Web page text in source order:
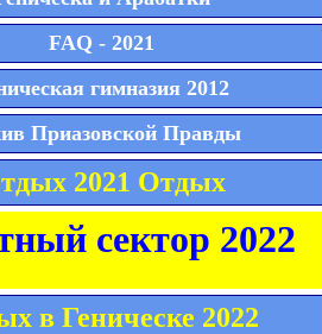
FAQ - 2021
гимназия 2012
Приазовской Правды
2021 Отдых
сектор 2022
в Геническе 2022